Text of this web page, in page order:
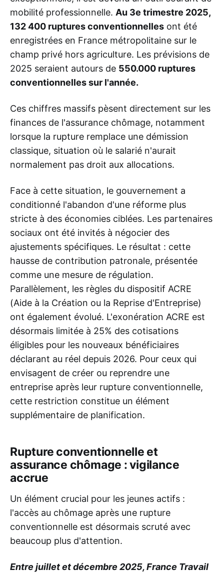
mobilité professionnelle. Au 3e trimestre 2025,
132 400 ruptures conventionnelles ont été
enregistrées en France métropolitaine sur le
champ privé hors agriculture. Les prévisions de
2025 seraient autours de 550.000 ruptures
conventionnelles sur l'année.
Ces chiffres massifs pèsent directement sur les
finances de l'assurance chômage, notamment
lorsque la rupture remplace une démission
classique, situation où le salarié n'aurait
normalement pas droit aux allocations.
Face à cette situation, le gouvernement a
conditionné l'abandon d'une réforme plus
stricte à des économies ciblées. Les partenaires
sociaux ont été invités à négocier des
ajustements spécifiques. Le résultat : cette
hausse de contribution patronale, présentée
comme une mesure de régulation.
Parallèlement, les règles du dispositif ACRE
(Aide à la Création ou la Reprise d'Entreprise)
ont également évolué. L'exonération ACRE est
désormais limitée à 25% des cotisations
éligibles pour les nouveaux bénéficiaires
déclarant au réel depuis 2026. Pour ceux qui
envisagent de créer ou reprendre une
entreprise après leur rupture conventionnelle,
cette restriction constitue un élément
supplémentaire de planification.
Rupture conventionnelle et
assurance chômage : vigilance
accrue
Un élément crucial pour les jeunes actifs :
l'accès au chômage après une rupture
conventionnelle est désormais scruté avec
beaucoup plus d'attention.
Entre juillet et décembre 2025, France Travail